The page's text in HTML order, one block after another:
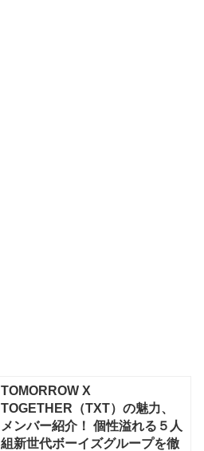
TOMORROW X
TOGETHER（TXT）の魅力、
メンバー紹介！ 個性溢れる５人
組新世代ボーイズグループを徹